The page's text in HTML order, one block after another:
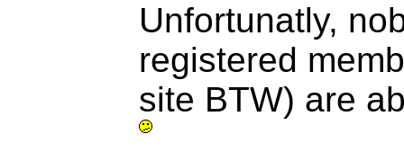
Unfortunatly,
registered
site BTW) are